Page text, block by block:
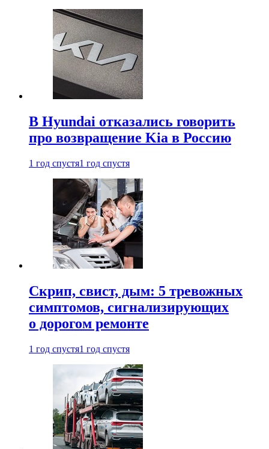
В Hyundai отказались говорить
про возвращение Kia в Россию
1 год спустя1 год спустя
Скрип, свист, дым: 5 тревожных
симптомов, сигнализирующих
о дорогом ремонте
1 год спустя1 год спустя